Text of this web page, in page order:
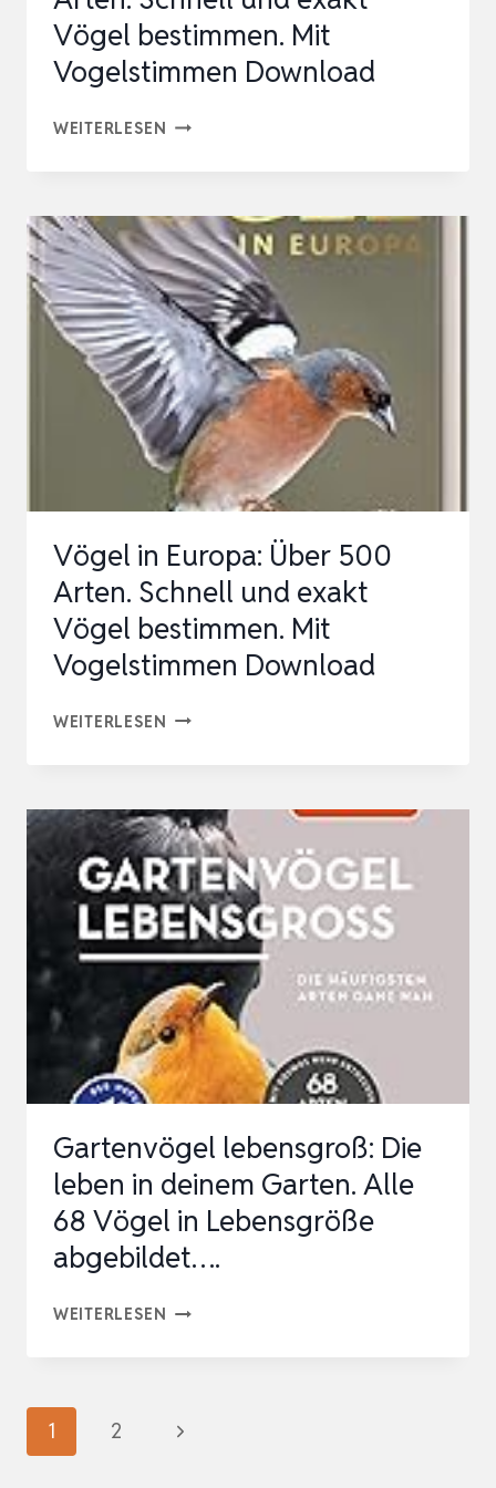
Vögel bestimmen. Mit
Vogelstimmen Download
WEITERLESEN VÖGEL
ÜBER
500
ARTEN.
SCHNELL
UND
EXAKT
VÖGEL
BESTIMMEN.
MIT
DOWNLOAD
Vögel in Europa: Über 500
Arten. Schnell und exakt
Vögel bestimmen. Mit
Vogelstimmen Download
WEITERLESEN VÖGEL
ÜBER
500
ARTEN.
SCHNELL
UND
EXAKT
VÖGEL
BESTIMMEN.
MIT
DOWNLOAD
Gartenvögel lebensgroß: Die
leben in deinem Garten. Alle
68 Vögel in Lebensgröße
abgebildet….
WEITERLESEN GARTENVÖGEL
N D
Seitennavigation
1 2
Nächste